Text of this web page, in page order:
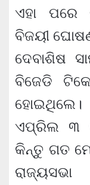
ଏହା ପରେ
ବିଜୟୀ
ଦେବାଶିଷ
ବିଜେଡି
ହୋଇଥିଲେ।
ଏପ୍ରିଲ ୩
କିନ୍ତୁ ଗତ